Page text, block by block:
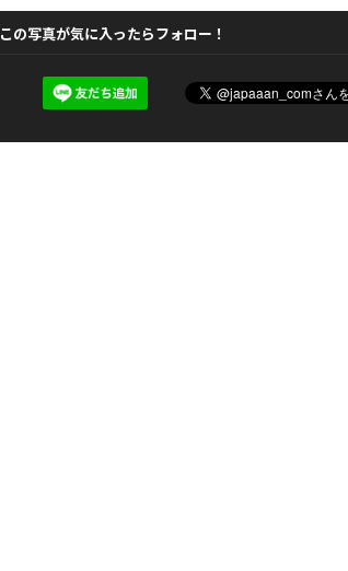
この写真が気に入ったらフォロー！